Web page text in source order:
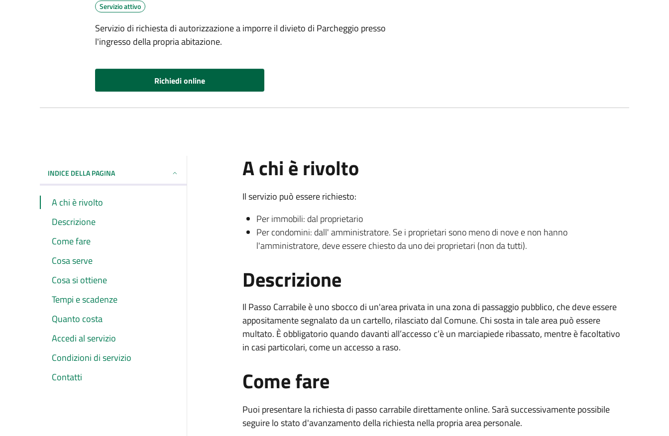
Servizio attivo
Servizio di richiesta di autorizzazione a imporre il divieto di Parcheggio presso
l'ingresso della propria abitazione.
Richiedi online
INDICE DELLA PAGINA
A chi è rivolto
Descrizione
Come fare
Cosa serve
Cosa si ottiene
Tempi e scadenze
Quanto costa
Accedi al servizio
Condizioni di servizio
Contatti
A chi è rivolto
Il servizio può essere richiesto:
Per immobili: dal proprietario
Per condomini: dall' amministratore. Se i proprietari sono meno di nove e non hanno
l'amministratore, deve essere chiesto da uno dei proprietari (non da tutti).
Descrizione
Il Passo Carrabile è uno sbocco di un'area privata in una zona di passaggio pubblico, che deve essere
appositamente segnalato da un cartello, rilasciato dal Comune. Chi sosta in tale area può essere
multato. È obbligatorio quando davanti all’accesso c’è un marciapiede ribassato, mentre è facoltativo
in casi particolari, come un accesso a raso.
Come fare
Puoi presentare la richiesta di passo carrabile direttamente online. Sarà successivamente possibile
seguire lo stato d'avanzamento della richiesta nella propria area personale.